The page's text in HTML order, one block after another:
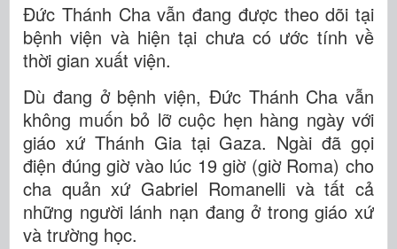
Đức Thánh Cha vẫn đang được theo dõi tại
bệnh viện và hiện tại chưa có ước tính về
thời gian xuất viện.
Dù đang ở bệnh viện, Đức Thánh Cha vẫn
không muốn bỏ lỡ cuộc hẹn hàng ngày với
giáo xứ Thánh Gia tại Gaza. Ngài đã gọi
điện đúng giờ vào lúc 19 giờ (giờ Roma) cho
cha quản xứ Gabriel Romanelli và tất cả
những người lánh nạn đang ở trong giáo xứ
và trường học.